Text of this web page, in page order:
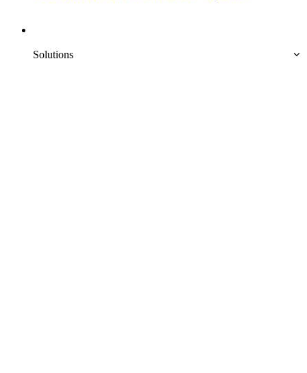
Solutions